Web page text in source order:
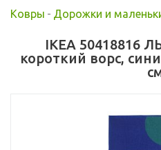
Ковры - Дорожки и
IKEA 50418816
короткий ворс,